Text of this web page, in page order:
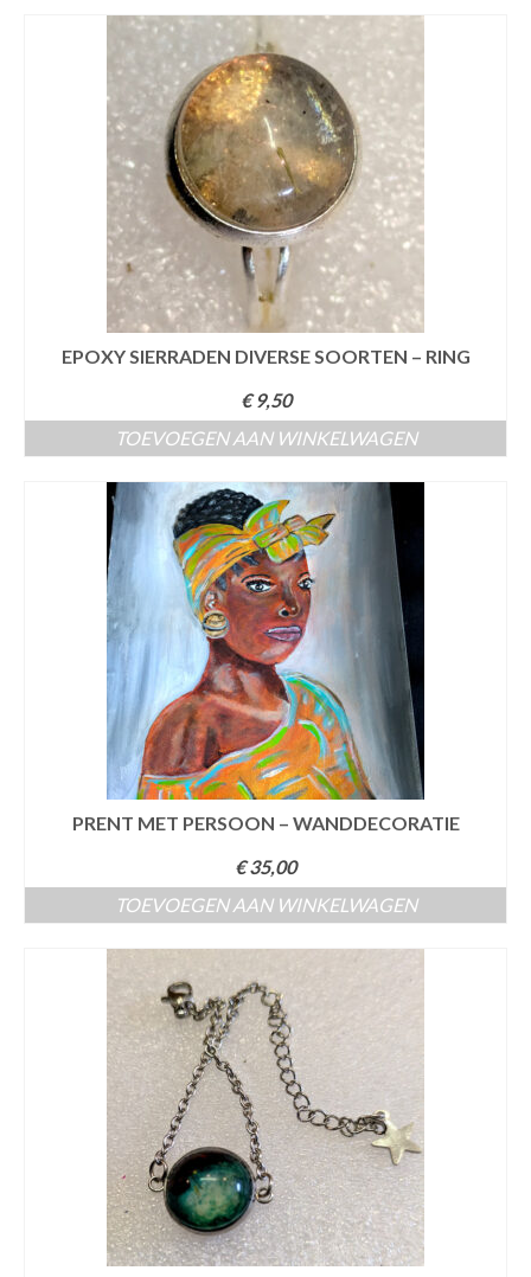
Epoxy sierraden ring
Wandversiering
Atelier La Jacq Gallery
Contact
EPOXY SIERRADEN DIVERSE SOORTEN – RING
€9,50
TOEVOEGEN AAN WINKELWAGEN
PRENT MET PERSOON – WANDDECORATIE
€35,00
TOEVOEGEN AAN WINKELWAGEN